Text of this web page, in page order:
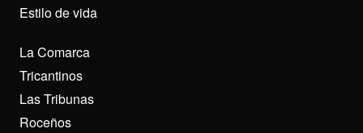
Estilo de vida
La Comarca
Tricantinos
Las Tribunas
Roceños